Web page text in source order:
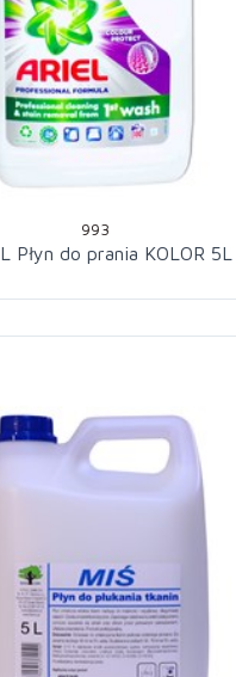
993
Płyn do prania KOLOR 5L